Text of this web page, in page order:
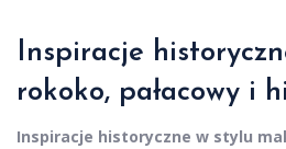
Inspiracje
rokoko, pałacowy i
Inspiracje historyczne w stylu